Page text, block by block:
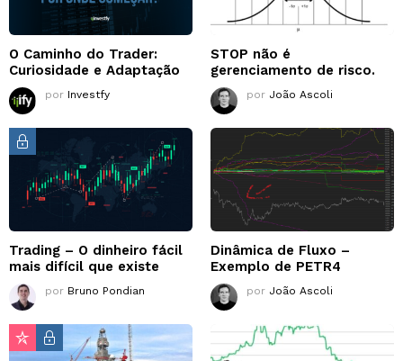
O Caminho do Trader:
Curiosidade e Adaptação
por Investfy
STOP não é
gerenciamento de risco.
por João Ascoli
Trading – O dinheiro fácil
mais difícil que existe
por Bruno Pondian
Dinâmica de Fluxo –
Exemplo de PETR4
por João Ascoli